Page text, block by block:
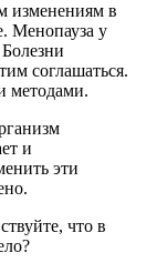
изменениям в
Менопауза у
соглашаться.
методами.
и
эти
что в